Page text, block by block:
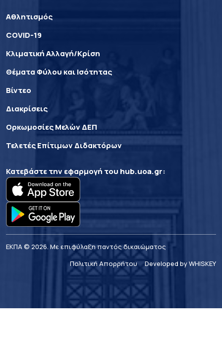
Αθλητισμός
COVID-19
Κλιματική Αλλαγή/Κρίση
Θέματα Φύλου και Ισότητας
Βίντεο
Διακρίσεις
Ορκωμοσίες Μελών ΔΕΠ
Τελετές Επίτιμων Διδακτόρων
Κατεβάστε την εφαρμογή του hub.uoa.gr:
ΕΚΠΑ © 2026. Με επιφύλαξη παντός δικαιώματος
Πολιτική Απορρήτου
Developed by WHISKEY